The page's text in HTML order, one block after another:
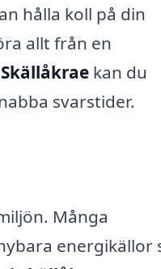
hålla koll på din
allt från en
kan du
svarstider.
Många
energikällor